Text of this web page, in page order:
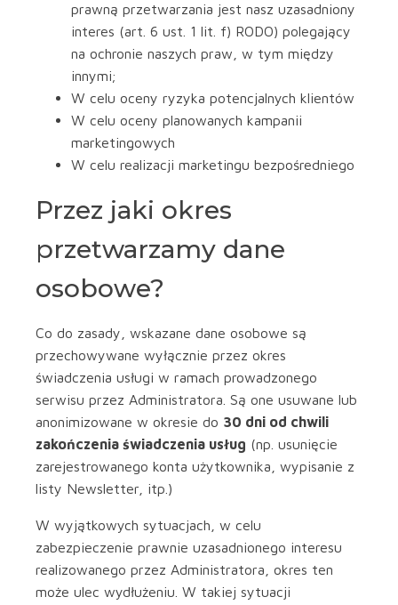
prawną przetwarzania jest nasz uzasadniony
interes (art. 6 ust. 1 lit. f) RODO) polegający
na ochronie naszych praw, w tym między
innymi;
W celu oceny ryzyka potencjalnych klientów
W celu oceny planowanych kampanii
marketingowych
W celu realizacji marketingu bezpośredniego
Przez jaki okres
przetwarzamy dane
osobowe?
Co do zasady, wskazane dane osobowe są
przechowywane wyłącznie przez okres
świadczenia usługi w ramach prowadzonego
serwisu przez Administratora. Są one usuwane lub
anonimizowane w okresie do 30 dni od chwili
zakończenia świadczenia usług (np. usunięcie
zarejestrowanego konta użytkownika, wypisanie z
listy Newsletter, itp.)
W wyjątkowych sytuacjach, w celu
zabezpieczenie prawnie uzasadnionego interesu
realizowanego przez Administratora, okres ten
może ulec wydłużeniu. W takiej sytuacji